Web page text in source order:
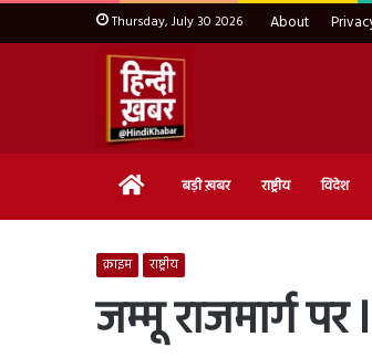
Thursday, July 30 2026 About
Home बड़ी ख़बर राष्ट्रीय विदेश
क्राइम राष्ट्रीय
जम्मू राजमार्ग